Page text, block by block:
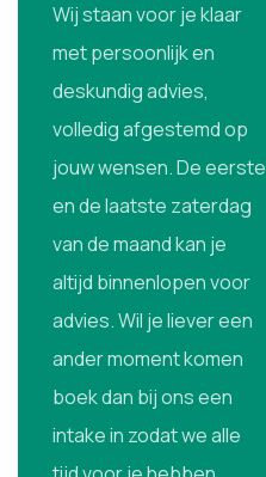
Wij staan voor je klaar
met persoonlijk en
deskundig advies,
volledig afgestemd op
jouw wensen. De eerste
en de laatste zaterdag
van de maand kan je
altijd binnenlopen voor
advies. Wil je liever een
ander moment komen
boek dan bij ons een
intake in zodat we alle